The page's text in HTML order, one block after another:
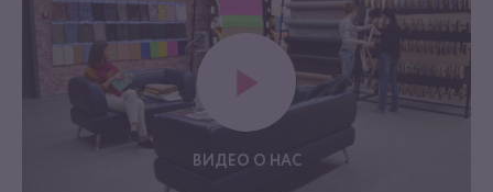
ВИДЕО О НАС